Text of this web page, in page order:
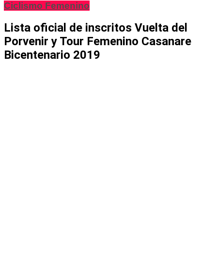
Ciclismo Femenino
Lista oficial de inscritos Vuelta del
Porvenir y Tour Femenino Casanare
Bicentenario 2019